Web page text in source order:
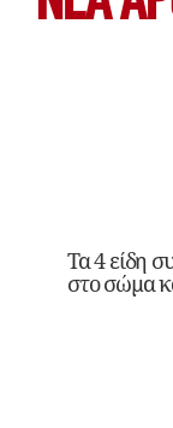
Τα 4 είδη
στο σώμα